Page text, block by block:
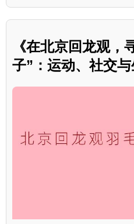
《在北京回龙观，
子”：运动、社交与